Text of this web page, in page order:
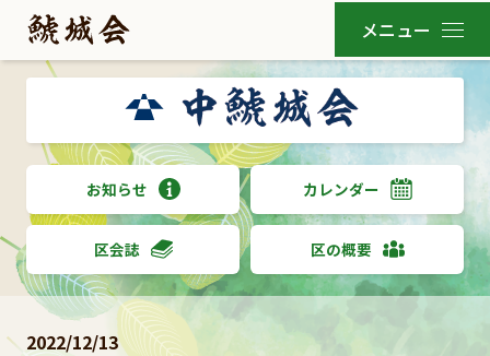
お知らせ カレンダー
区会誌 区の概要
2022/12/13